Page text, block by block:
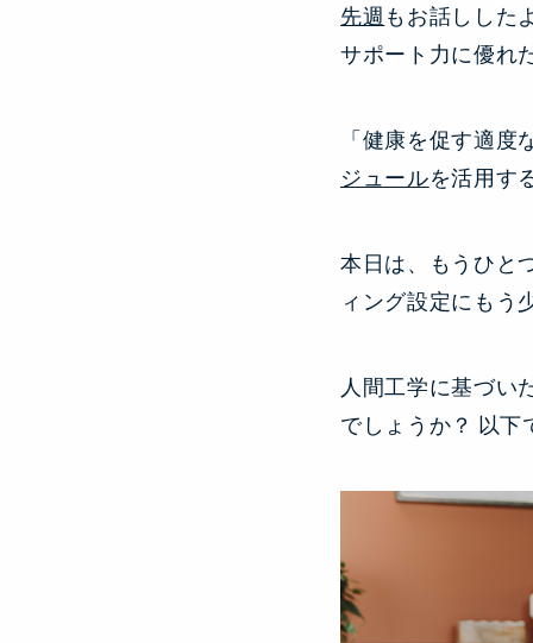
先週 もお話しした
サポート力に優れ
「健康を促す適
ジュールを活用す
本日は、もうひと
ィング設定にもう
人間工学に基づい
でしょうか？ 以